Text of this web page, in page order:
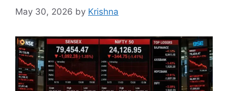
May 30, 2026 by Krishna